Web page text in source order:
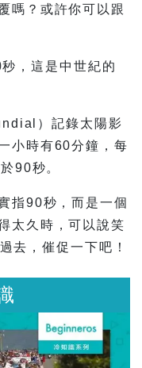
嗎？或許你可以跟
，這是中世紀的
）記錄太陽影
小時有60分鐘，每
90秒。
指90秒，而是一個
太久時，可以說笑
去，催促一下吧！